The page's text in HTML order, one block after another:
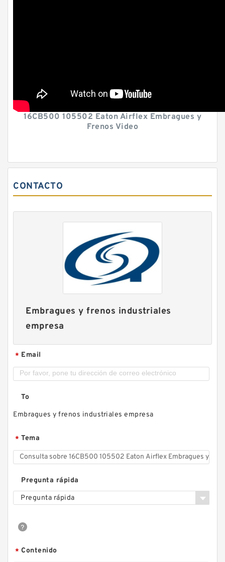
16CB500 105502 Eaton Airflex Embragues y
Frenos Video
CONTACTO
Embragues y frenos industriales
empresa
* Email
To
Embragues y frenos industriales empresa
* Tema
Pregunta rápida
Pregunta rápida
* Contenido